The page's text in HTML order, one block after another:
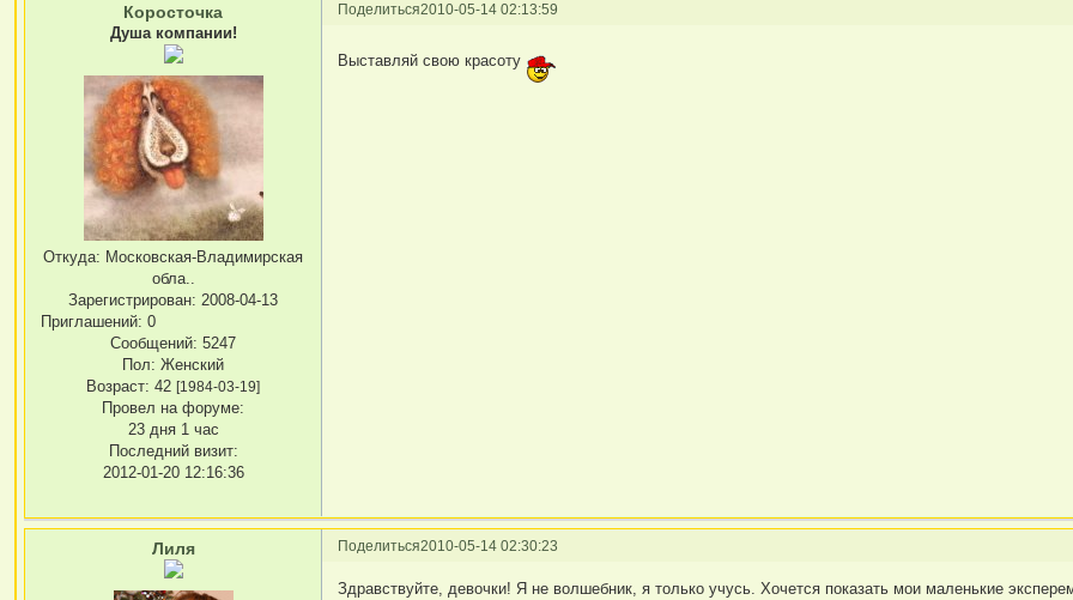
Поделиться2010-05-14 02:13:59
Коросточка
Душа компании!
Откуда: Московская-Владимирская
обла..
Зарегистрирован: 2008-04-13
Приглашений: 0
Сообщений: 5247
Пол: Женский
Возраст: 42[1984-03-19]
Провел на форуме:
23 дня 1 час
Последний визит:
2012-01-20 12:16:36
Выставляй свою красоту
Поделиться2010-05-14 02:30:23
Лиля
Здравствуйте, девочки! Я не волшебник, я только учусь. Хочется показать мои маленькие